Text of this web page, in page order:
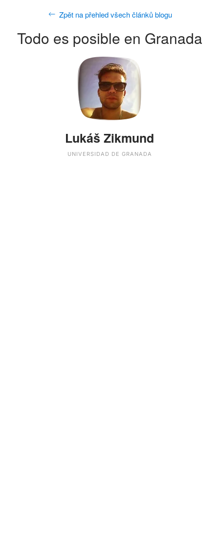
Zpět na přehled všech článků blogu
Todo es posible en Granada
Lukáš Zikmund
UNIVERSIDAD DE GRANADA